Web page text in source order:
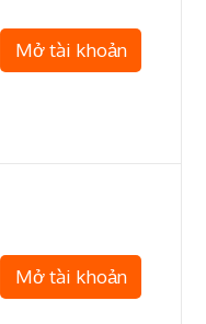
Mở tài khoản
Mở tài khoản